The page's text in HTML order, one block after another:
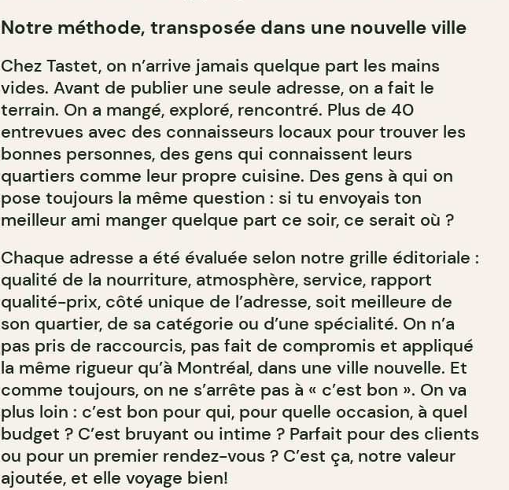
Notre méthode, transposée dans une nouvelle ville
Chez Tastet, on n’arrive jamais quelque part les mains
vides. Avant de publier une seule adresse, on a fait le
terrain. On a mangé, exploré, rencontré. Plus de 40
entrevues avec des connaisseurs locaux pour trouver les
bonnes personnes, des gens qui connaissent leurs
quartiers comme leur propre cuisine. Des gens à qui on
pose toujours la même question : si tu envoyais ton
meilleur ami manger quelque part ce soir, ce serait où ?
Chaque adresse a été évaluée selon notre grille éditoriale :
qualité de la nourriture, atmosphère, service, rapport
qualité-prix, côté unique de l’adresse, soit meilleure de
son quartier, de sa catégorie ou d’une spécialité. On n’a
pas pris de raccourcis, pas fait de compromis et appliqué
la même rigueur qu’à Montréal, dans une ville nouvelle. Et
comme toujours, on ne s’arrête pas à « c’est bon ». On va
plus loin : c’est bon pour qui, pour quelle occasion, à quel
budget ? C’est bruyant ou intime ? Parfait pour des clients
ou pour un premier rendez-vous ? C’est ça, notre valeur
ajoutée, et elle voyage bien!